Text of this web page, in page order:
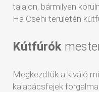
talajon, bármilyen
Ha Csehi területén
Kútfúrók
Megkezdtük a kiváló
kalapácsfejek